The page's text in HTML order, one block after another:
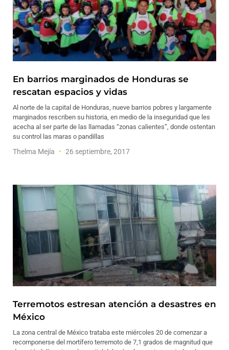
En barrios marginados de Honduras se
rescatan espacios y vidas
Al norte de la capital de Honduras, nueve barrios pobres y largamente
marginados rescriben su historia, en medio de la inseguridad que les
acecha al ser parte de las llamadas “zonas calientes”, donde ostentan
su control las maras o pandillas
Thelma Mejía 26 septiembre, 2017
Terremotos estresan atención a desastres en
México
La zona central de México trataba este miércoles 20 de comenzar a
recomponerse del mortífero terremoto de 7,1 grados de magnitud que